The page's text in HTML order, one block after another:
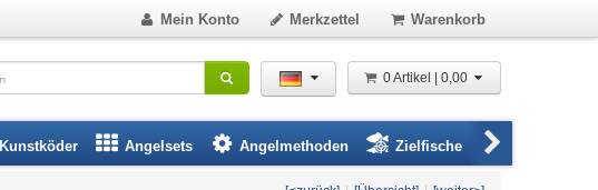
Mein Konto Merkzettel Warenkorb
0 Artikel | 0,00
Kunstköder Angelsets Angelmethoden Zielfische